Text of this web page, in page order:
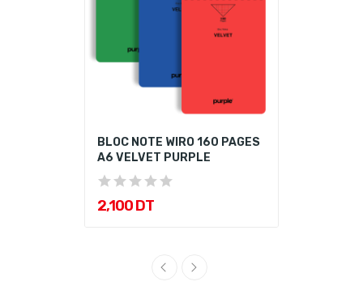
BLOC NOTE WIRO 160 PAGES
A6 VELVET PURPLE
2,100 DT